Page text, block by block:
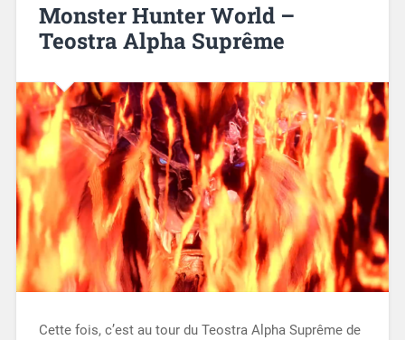
Monster Hunter World –
Teostra Alpha Suprême
Cette fois, c’est au tour du Teostra Alpha Suprême de